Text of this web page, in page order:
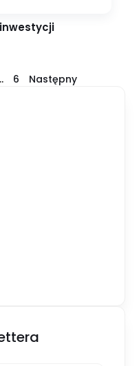
6 Następny